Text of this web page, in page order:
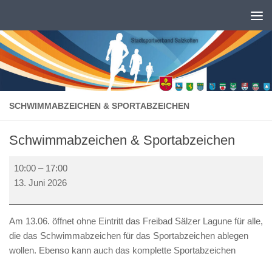
SCHWIMMABZEICHEN & SPORTABZEICHEN
Schwimmabzeichen & Sportabzeichen
Schwimmabzeichen
10:00 – 17:00
13. Juni 2026
Am 13.06. öffnet ohne Eintritt das Freibad Sälzer Lagune für alle,
die das Schwimmabzeichen für das Sportabzeichen ablegen
wollen. Ebenso kann auch das komplette Sportabzeichen